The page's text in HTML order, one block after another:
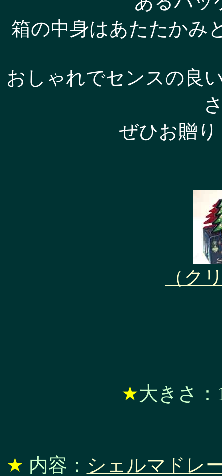
箱の中身はあたたかみ
おしゃれでセンスの良
ぜひお贈
（ク
★大きさ：
★ 内容： シェルマドレ